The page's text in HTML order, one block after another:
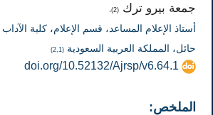
جمعة بيرو ترك (2)،
أستاذ الإعلام المساعد، قسم الإعلام، كلية
حائل، المملكة العربية السعودية (2,1)
doi.org/10.52132/Ajrsp/v6.64.1
الملخص: